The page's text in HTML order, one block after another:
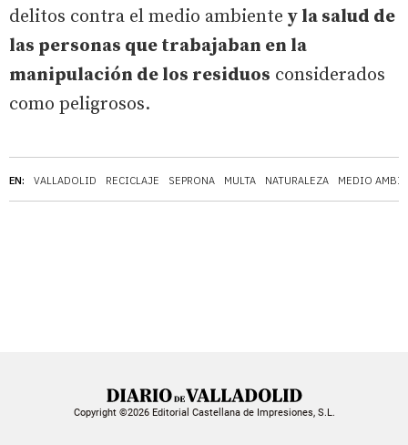
EN: VALLADOLID RECICLAJE SEPRONA MULTA NATURALEZA MEDIO
delitos contra el medio ambiente y la salud de
las personas que trabajaban en la
manipulación de los residuos considerados
como peligrosos.
Copyright ©2026 Editorial Castellana de Impresiones, S.L.